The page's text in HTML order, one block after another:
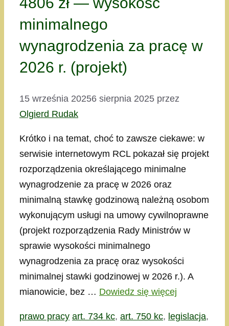
minimalnego
wynagrodzenia za pracę w
2026 r. (projekt)
15 września 20256 sierpnia 2025 przez
Olgierd Rudak
Krótko i na temat, choć to zawsze ciekawe: w
serwisie internetowym RCL pokazał się projekt
rozporządzenia określającego minimalne
wynagrodzenie za pracę w 2026 oraz
minimalną stawkę godzinową należną osobom
wykonującym usługi na umowy cywilnoprawne
(projekt rozporządzenia Rady Ministrów w
sprawie wysokości minimalnego
wynagrodzenia za pracę oraz wysokości
minimalnej stawki godzinowej w 2026 r.). A
mianowicie, bez … Dowiedz się więcej
Kategorie
prawo pracy Tagi
art. 734 kc, art. 750 kc, legislacja,